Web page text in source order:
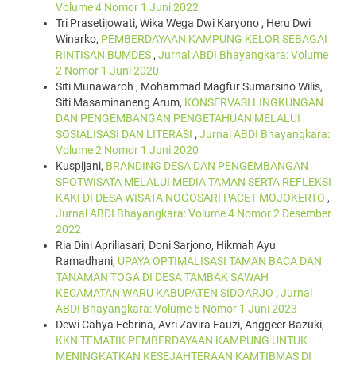
Volume 4 Nomor 1 Juni 2022
Tri Prasetijowati, Wika Wega Dwi Karyono , Heru Dwi
Winarko, PEMBERDAYAAN KAMPUNG KELOR SEBAGAI
RINTISAN BUMDES, Jurnal ABDI Bhayangkara: Volume
2 Nomor 1 Juni 2020
Siti Munawaroh , Mohammad Magfur Sumarsino Wilis,
Siti Masaminaneng Arum, KONSERVASI LINGKUNGAN
DAN PENGEMBANGAN PENGETAHUAN MELALUI
SOSIALISASI DAN LITERASI , Jurnal ABDI Bhayangkara:
Volume 2 Nomor 1 Juni 2020
Kuspijani, BRANDING DESA DAN PENGEMBANGAN
SPOTWISATA MELALUI MEDIA TAMAN SERTA REFLEKSI
KAKI DI DESA WISATA NOGOSARI PACET MOJOKERTO ,
Jurnal ABDI Bhayangkara: Volume 4 Nomor 2 Desember
2022
Ria Dini Apriliasari, Doni Sarjono, Hikmah Ayu
Ramadhani, UPAYA OPTIMALISASI TAMAN BACA DAN
TANAMAN TOGA DI DESA TAMBAK SAWAH
KECAMATAN WARU KABUPATEN SIDOARJO , Jurnal
ABDI Bhayangkara: Volume 5 Nomor 1 Juni 2023
Dewi Cahya Febrina, Avri Zavira Fauzi, Anggeer Bazuki,
KKN TEMATIK PEMBERDAYAAN KAMPUNG UNTUK
MENINGKATKAN KESEJAHTERAAN KAMTIBMAS DI